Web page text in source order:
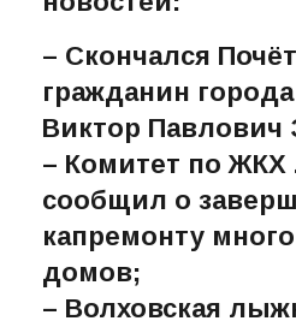
В сегодняшнем
новостей:
– Скончался
гражданин
Виктор Павлович
– Комитет по ЖКХ
сообщил о
капремонту